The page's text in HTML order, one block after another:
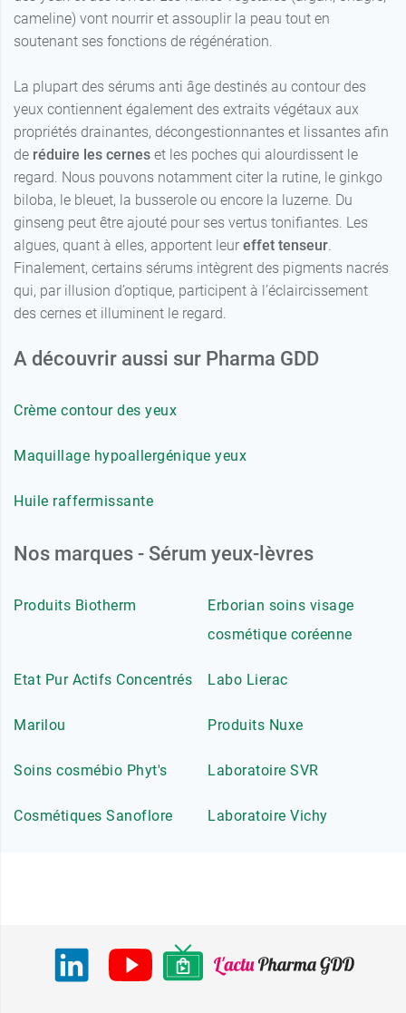
cameline) vont nourrir et assouplir la peau tout en
soutenant ses fonctions de régénération.
La plupart des sérums anti âge destinés au contour des
yeux contiennent également des extraits végétaux aux
propriétés drainantes, décongestionnantes et lissantes afin
de réduire les cernes et les poches qui alourdissent le
regard. Nous pouvons notamment citer la rutine, le ginkgo
biloba, le bleuet, la busserole ou encore la luzerne. Du
ginseng peut être ajouté pour ses vertus tonifiantes. Les
algues, quant à elles, apportent leur effet tenseur.
Finalement, certains sérums intègrent des pigments nacrés
qui, par illusion d’optique, participent à l’éclaircissement
des cernes et illuminent le regard.
A découvrir aussi sur Pharma GDD
Crème contour des yeux
Maquillage hypoallergénique yeux
Huile raffermissante
Nos marques - Sérum yeux-lèvres
Produits Biotherm
Erborian soins visage
cosmétique coréenne
Etat Pur Actifs Concentrés Labo Lierac
Marilou Produits Nuxe
Soins cosmébio Phyt's Laboratoire SVR
Cosmétiques Sanoflore Laboratoire Vichy